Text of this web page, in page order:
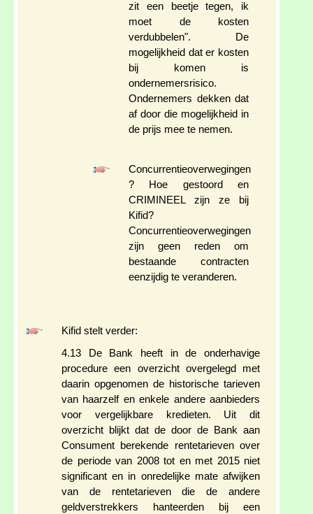
zit een beetje tegen, ik
moet de kosten
verdubbelen". De
mogelijkheid dat er kosten
bij komen is
ondernemersrisico.
Ondernemers dekken dat
af door die mogelijkheid in
de prijs mee te nemen.
Concurrentieoverwegingen
? Hoe gestoord en
CRIMINEEL zijn ze bij
Kifid?
Concurrentieoverwegingen
zijn geen reden om
bestaande contracten
eenzijdig te veranderen.
Kifid stelt verder:
4.13 De Bank heeft in de onderhavige
procedure een overzicht overgelegd met
daarin opgenomen de historische tarieven
van haarzelf en enkele andere aanbieders
voor vergelijkbare kredieten. Uit dit
overzicht blijkt dat de door de Bank aan
Consument berekende rentetarieven over
de periode van 2008 tot en met 2015 niet
significant en in onredelijke mate afwijken
van de rentetarieven die de andere
geldverstrekkers hanteerden bij een